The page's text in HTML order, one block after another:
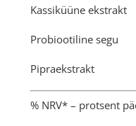
% NRV* – protsent